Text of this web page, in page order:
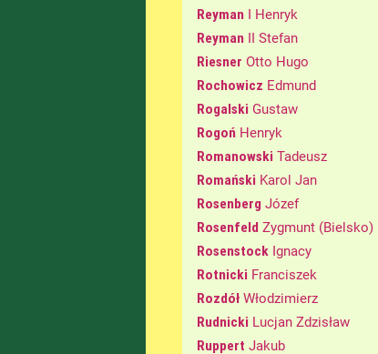
Reyman I Henryk
Reyman II Stefan
Riesner Otto Hugo
Rochowicz Edmund
Rogalski Gustaw
Rogoń Henryk
Romanowski Tadeusz
Romański Karol Jan
Rosenberg Józef
Rosenfeld Zygmunt (Bielsko)
Rosenstock Ignacy
Rotnicki Franciszek
Rozdół Włodzimierz
Rudnicki Lucjan Zdzisław
Ruppert Jakub